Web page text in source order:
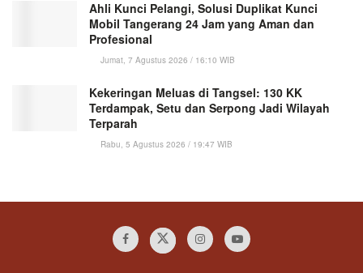
Ahli Kunci Pelangi, Solusi Duplikat Kunci
Mobil Tangerang 24 Jam yang Aman dan
Profesional
Jumat, 7 Agustus 2026 / 16:10 WIB
Kekeringan Meluas di Tangsel: 130 KK
Terdampak, Setu dan Serpong Jadi Wilayah
Terparah
Rabu, 5 Agustus 2026 / 19:47 WIB